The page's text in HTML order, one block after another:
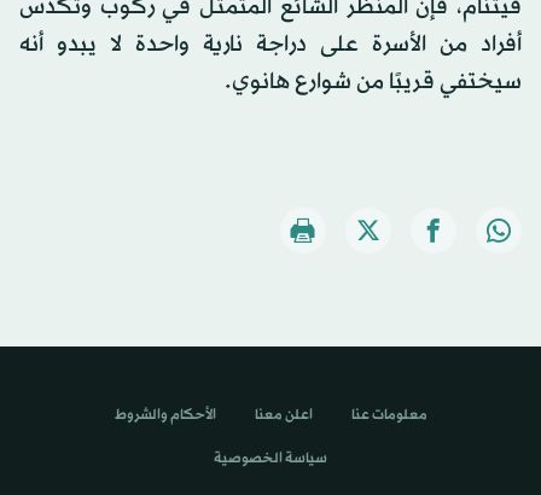
فيتنام، فإن المنظر الشائع المتمثل في ركوب وتكدس
أفراد من الأسرة على دراجة نارية واحدة لا يبدو أنه
سيختفي قريبًا من شوارع هانوي.
معلومات عنا اعلن معنا الأحكام والشروط
سياسة الخصوصية